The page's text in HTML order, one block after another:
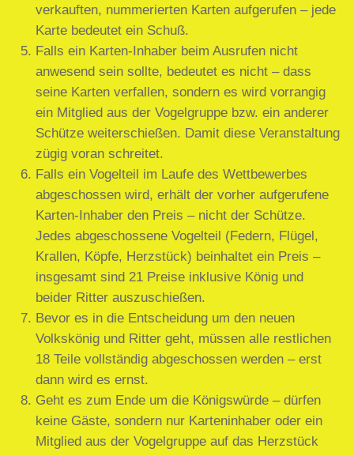
verkauften, nummerierten Karten aufgerufen – jede
Karte bedeutet ein Schuß.
Falls ein Karten-Inhaber beim Ausrufen nicht
anwesend sein sollte, bedeutet es nicht – dass
seine Karten verfallen, sondern es wird vorrangig
ein Mitglied aus der Vogelgruppe bzw. ein anderer
Schütze weiterschießen. Damit diese Veranstaltung
zügig voran schreitet.
Falls ein Vogelteil im Laufe des Wettbewerbes
abgeschossen wird, erhält der vorher aufgerufene
Karten-Inhaber den Preis – nicht der Schütze.
Jedes abgeschossene Vogelteil (Federn, Flügel,
Krallen, Köpfe, Herzstück) beinhaltet ein Preis –
insgesamt sind 21 Preise inklusive König und
beider Ritter auszuschießen.
Bevor es in die Entscheidung um den neuen
Volkskönig und Ritter geht, müssen alle restlichen
18 Teile vollständig abgeschossen werden – erst
dann wird es ernst.
Geht es zum Ende um die Königswürde – dürfen
keine Gäste, sondern nur Karteninhaber oder ein
Mitglied aus der Vogelgruppe auf das Herzstück